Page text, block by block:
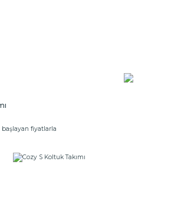
başlayan fiyatlarla